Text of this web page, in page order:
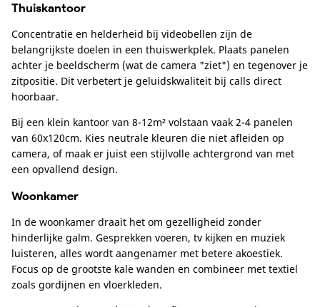
Thuiskantoor
Concentratie en helderheid bij videobellen zijn de
belangrijkste doelen in een thuiswerkplek. Plaats panelen
achter je beeldscherm (wat de camera "ziet") en tegenover je
zitpositie. Dit verbetert je geluidskwaliteit bij calls direct
hoorbaar.
Bij een klein kantoor van 8-12m² volstaan vaak 2-4 panelen
van 60x120cm. Kies neutrale kleuren die niet afleiden op
camera, of maak er juist een stijlvolle achtergrond van met
een opvallend design.
Woonkamer
In de woonkamer draait het om gezelligheid zonder
hinderlijke galm. Gesprekken voeren, tv kijken en muziek
luisteren, alles wordt aangenamer met betere akoestiek.
Focus op de grootste kale wanden en combineer met textiel
zoals gordijnen en vloerkleden.